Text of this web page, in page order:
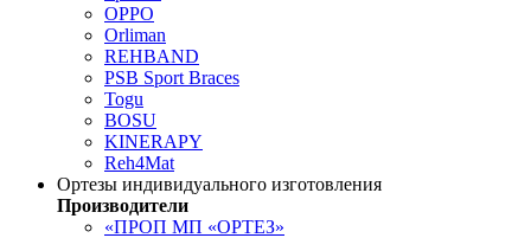
OPPO
Orliman
REHBAND
PSB Sport Braces
Togu
BOSU
KINERAPY
Reh4Mat
Ортезы индивидуального изготовления
Производители
«ПРОП МП «ОРТЕЗ»